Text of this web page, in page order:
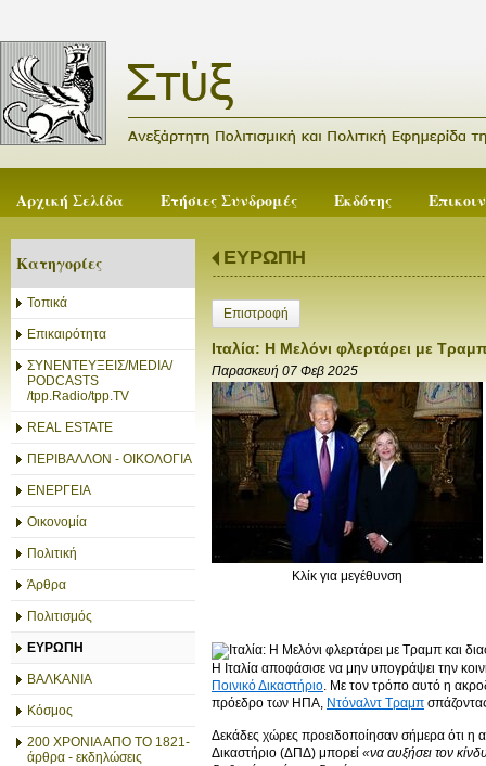
Αρχική Σελίδα Ετήσιες Συνδρομές Εκδότης
Κατηγορίες
Τοπικά
Επικαιρότητα
ΣΥΝΕΝΤΕΥΞΕΙΣ/MEDIA/
PODCASTS
/tpp.Radio/tpp.TV
REAL ESTATE
ΠΕΡΙΒΑΛΛΟΝ - ΟΙΚΟΛΟΓΙΑ
ΕΝΕΡΓΕΙΑ
Οικονομία
Πολιτική
Άρθρα
Πολιτισμός
ΕΥΡΩΠΗ
ΒΑΛΚΑΝΙΑ
Κόσμος
200 ΧΡΟΝΙΑ ΑΠΟ ΤΟ 1821-
άρθρα - εκδηλώσεις
ΕΥΡΩΠΗ
Επιστροφή
Ιταλία: Η Μελόνι φλερτάρει με
Παρασκευή 07 Φεβ 2025
Κλίκ για μεγέθυνση
Η Ιταλία αποφάσισε να μην υπογράψει την
Ποινικό Δικαστήριο . Με τον τρόπο αυτό η
πρόεδρο των ΗΠΑ, Ντόναλντ Τραμπ
Δεκάδες χώρες προειδοποίησαν σήμερα ότι η
Δικαστήριο (ΔΠΔ) μπορεί «να αυξήσει τον